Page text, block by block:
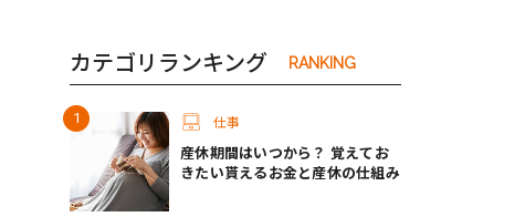
カテゴリランキング RANKING
仕事
産休期間はいつから？ 覚えてお
きたい貰えるお金と産休の仕組み